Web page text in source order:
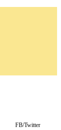
FB/Twitter